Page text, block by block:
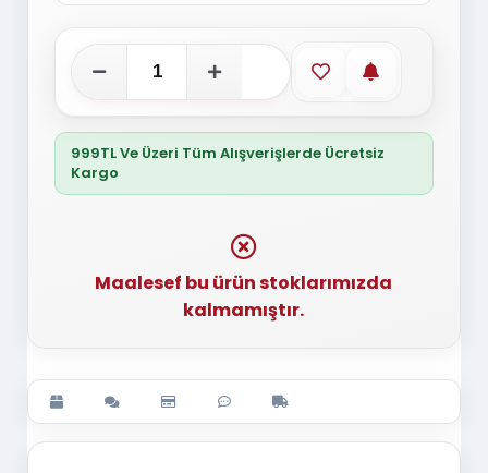
Favorilere ekle
Stoğa
999TL Ve Üzeri Tüm Alışverişlerde Ücretsiz
Kargo
Maalesef bu ürün stoklarımızda
kalmamıştır.